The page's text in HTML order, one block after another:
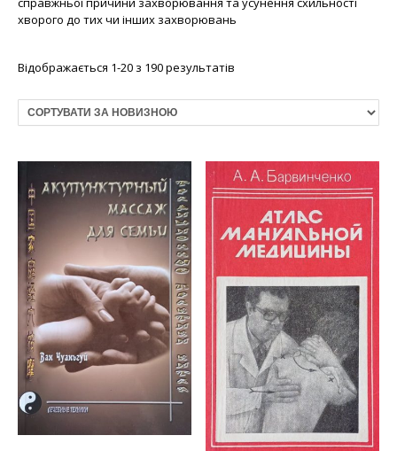
хворого до тих чи інших захворювань
Відображається 1-20 з 190 результатів